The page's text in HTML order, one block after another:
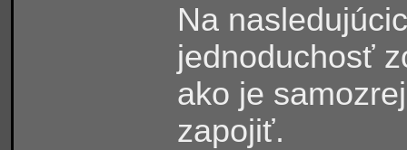
Na
jednoduchosť
ako je
zapojiť.